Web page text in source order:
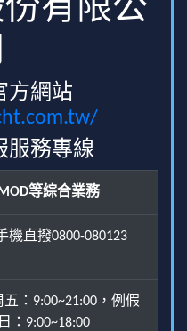
有限公
方網站
服務專線
等綜合業務
機直撥0800-080123
：9:00~21:00，例假
日：9:00~18:00